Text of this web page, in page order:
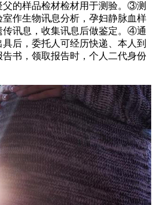
父的样品检材检材用于测验。③测
作生物讯息分析，孕妇静脉血样
传讯息，收集讯息后做鉴定。④通
后，委托人可经历快递、本人到
书，领取报告时，个人二代身份